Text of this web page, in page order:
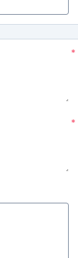
*
*